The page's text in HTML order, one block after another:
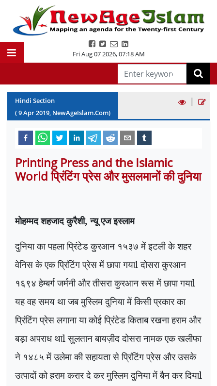
Fri Aug 07 2026,07:18 AM
Hindi Section
(9Apr2019, NewAgeIslam.Com)
|
Printing Press and the Islamic
World प्रिंटिंग प्रेस और मुसलमानों की दुनिया
मोहम्मद शहजाद कुरैशी, न्यू एज इस्लाम
दुनिया का पहला प्रिंटेड कुरआन १५३७ में इटली के शहर
वेनिस के एक प्रिंटिंग प्रेस में छापा गयाl दोसरा कुरआन
१६९४ हेम्बर्ग जर्मनी और तीसरा कुरआन रूस में छापा गयाl
यह वह समय था जब मुस्लिम दुनिया में किसी प्रकार का
प्रिंटिंग प्रेस लगाना या कोई प्रिंटेड किताब रखना हराम और
बड़ा अपराध थाl सुलतान बायज़ीद दोसरा नामक एक खलीफा
ने १४८५ में उलेमा की सहायता से प्रिंटिंग प्रेस और उसके
उत्पादों को हराम करार दे कर मुस्लिम दुनिया में बैन कर दियाl